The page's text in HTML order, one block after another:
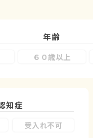
年齢
６０歳以上
知症
受入れ不可